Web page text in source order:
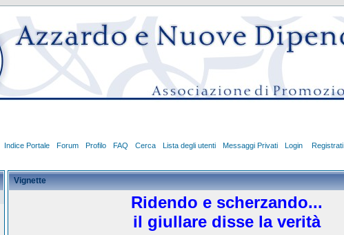
Indice Portale Forum Profilo FAQ Cerca Lista degli utenti Messaggi Privati Login Registrati
Vignette
Ridendo e scherzando...
il giullare disse la verità